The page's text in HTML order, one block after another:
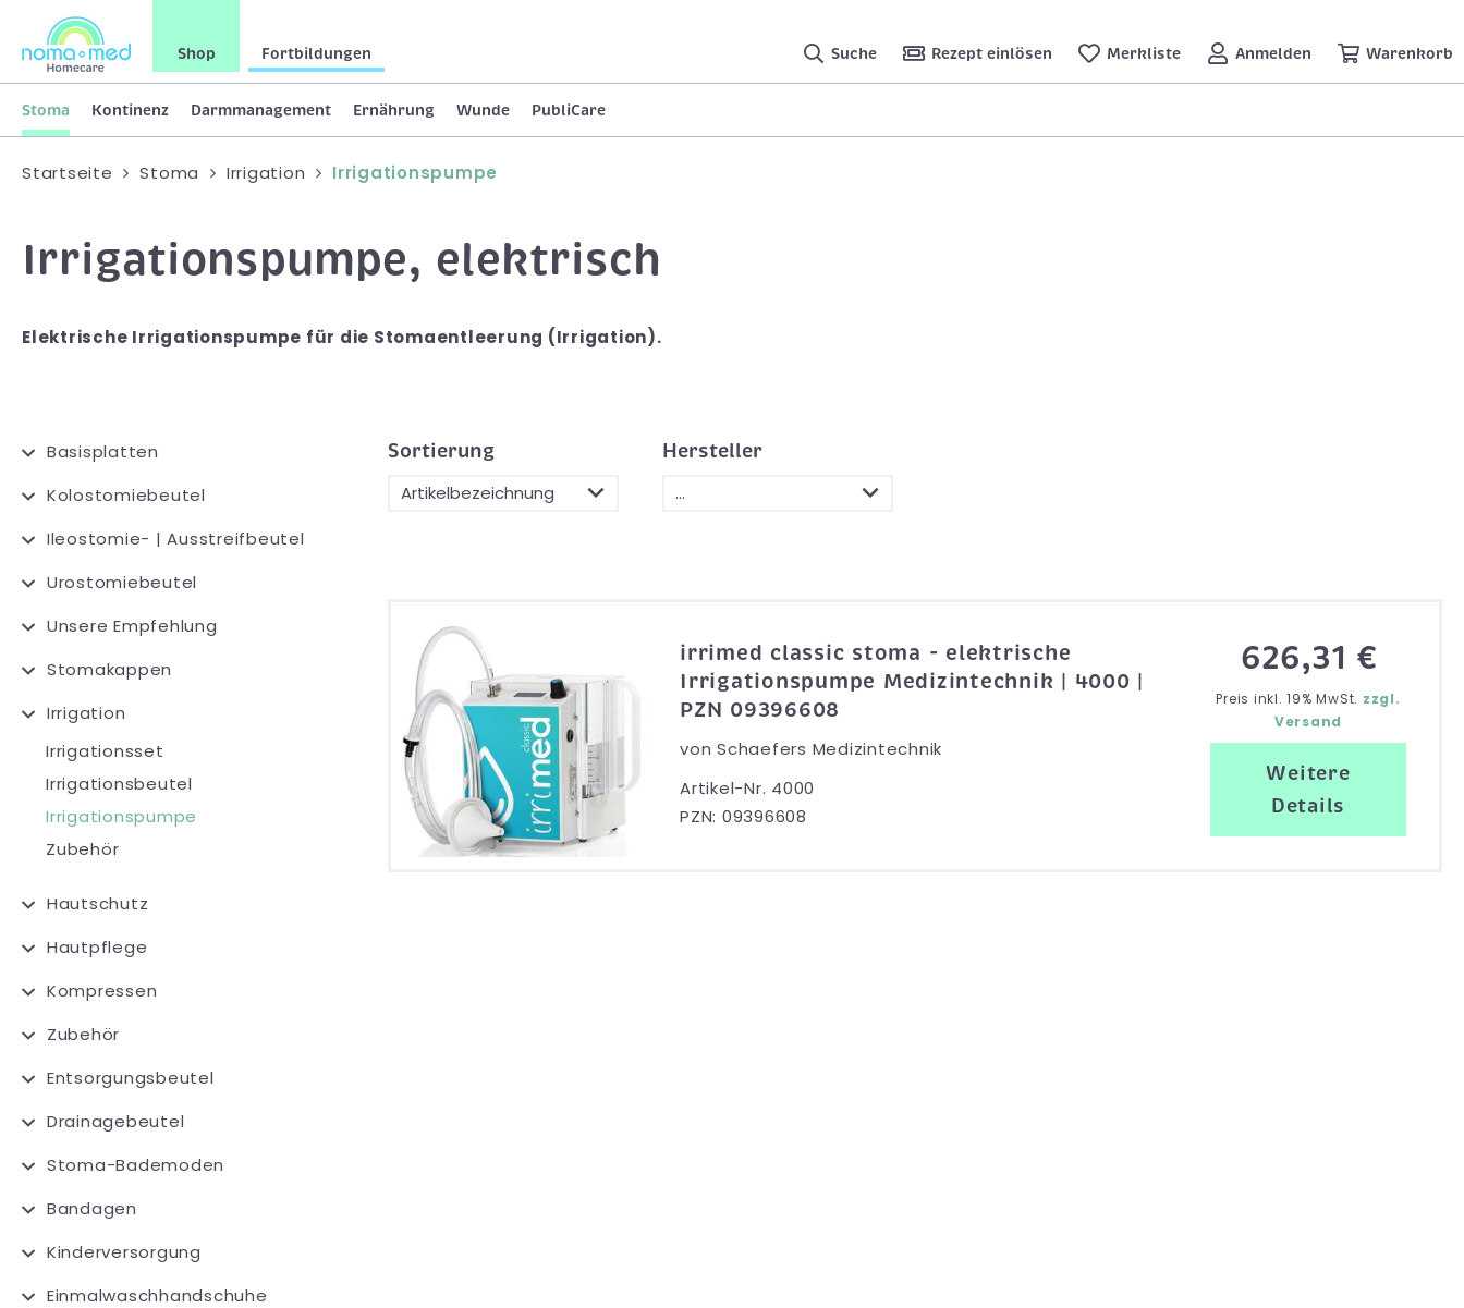
Shop Fortbildungen Suche Rezept einlösen Merkliste Anmelden Warenkorb
Stoma Kontinenz Darmmanagement Ernährung Wunde PubliCare
Startseite Stoma Irrigation Irrigationspumpe
Irrigationspumpe, elektrisch
Elektrische Irrigationspumpe für die Stomaentleerung (Irrigation).
Basisplatten
Kolostomiebeutel
Ileostomie- | Ausstreifbeutel
Urostomiebeutel
Unsere Empfehlung
Stomakappen
Irrigation
Irrigationsset
Irrigationsbeutel
Irrigationspumpe
Zubehör
Hautschutz
Hautpflege
Kompressen
Zubehör
Entsorgungsbeutel
Drainagebeutel
Stoma-Bademoden
Bandagen
Kinderversorgung
Einmalwaschhandschuhe
Sortierung Hersteller
irrimed classic stoma - elektrische
Irrigationspumpe Medizintechnik | 4000 |
PZN 09396608
von Schaefers Medizintechnik
Artikel-Nr. 4000
PZN: 09396608
626,31 €
Preis inkl. 19% MwSt. zzgl.
Versand
Weitere
Details